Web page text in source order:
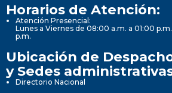
Horarios de Atención:
Atención Presencial:
Lunes a Viernes de 08:00 a.m. a 01:00
p.m.
Ubicación de
y Sedes
Directorio Nacional